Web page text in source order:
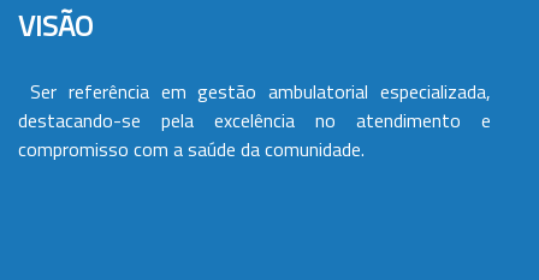
VISÃO
Ser referência em gestão ambulatorial especializada,
destacando-se pela excelência no atendimento e
compromisso com a saúde da comunidade.